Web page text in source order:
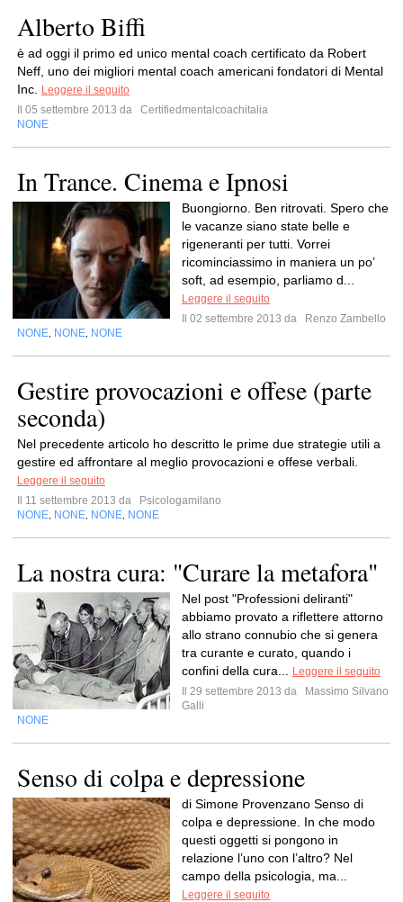
Alberto Biffi
è ad oggi il primo ed unico mental coach certificato da Robert
Neff, uno dei migliori mental coach americani fondatori di Mental
Inc.
Leggere il seguito
Il 05 settembre 2013 da
Certifiedmentalcoachitalia
NONE
In Trance. Cinema e Ipnosi
Buongiorno. Ben ritrovati. Spero che
le vacanze siano state belle e
rigeneranti per tutti. Vorrei
ricominciassimo in maniera un po’
soft, ad esempio, parliamo d...
Leggere il seguito
Il 02 settembre 2013 da
Renzo Zambello
NONE NONE NONE
Gestire provocazioni e offese (parte
seconda)
Nel precedente articolo ho descritto le prime due strategie utili a
gestire ed affrontare al meglio provocazioni e offese verbali.
Leggere il seguito
Il 11 settembre 2013 da
Psicologamilano
NONE NONE NONE NONE
La nostra cura: "Curare la metafora"
Nel post "Professioni deliranti"
abbiamo provato a riflettere attorno
allo strano connubio che si genera
tra curante e curato, quando i
confini della cura...
Leggere il seguito
Il 29 settembre 2013 da
Massimo Silvano
Galli
NONE
Senso di colpa e depressione
di Simone Provenzano Senso di
colpa e depressione. In che modo
questi oggetti si pongono in
relazione l’uno con l’altro? Nel
campo della psicologia, ma...
Leggere il seguito